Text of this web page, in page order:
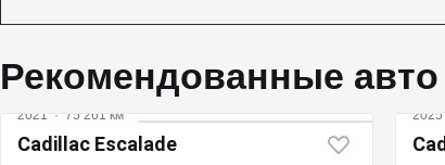
Рекомендованные авто
2021 · 75 261 км
Cadillac Escalade
2025